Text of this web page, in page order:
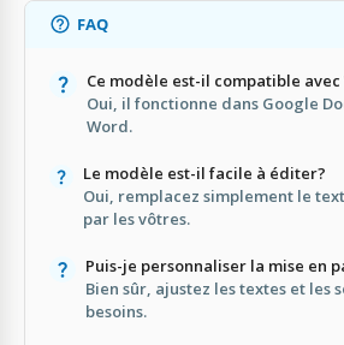
FAQ
Ce modèle est-il compatible avec
Oui, il fonctionne dans Google
Word.
Le modèle est-il facile à éditer?
Oui, remplacez simplement le
par les vôtres.
Puis-je personnaliser la mise en
Bien sûr, ajustez les textes et les
besoins.